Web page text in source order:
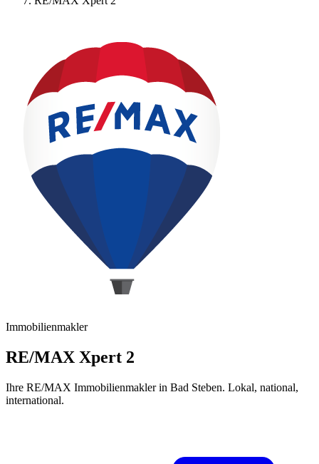
Immobilienmakler
RE/MAX Xpert 2
Ihre RE/MAX Immobilienmakler in Bad Steben. Lokal, national,
international.